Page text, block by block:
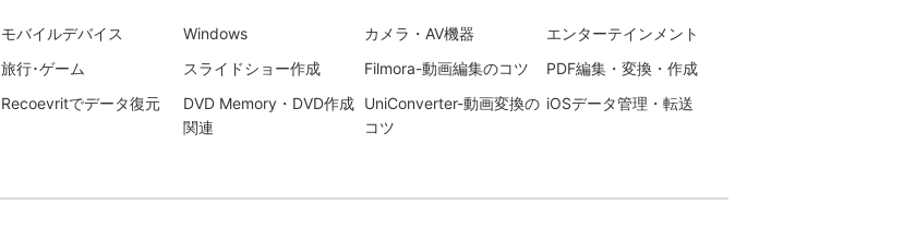
モバイルデバイス Windows カメラ・AV機器
エンターテインメント
旅行･ゲーム スライドショー作成 Filmora-動画編集のコツ
PDF編集・変換・作成
Recoevritでデータ復元
DVD Memory・DVD作成
関連
UniConverter-動画変換の
コツ
iOSデータ管理・転送